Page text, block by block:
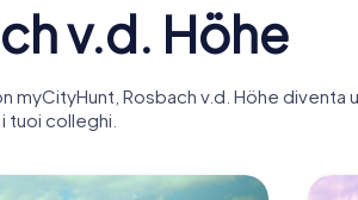
v.d. Höhe
Rosbach v.d. Höhe diventa
tuoi colleghi.